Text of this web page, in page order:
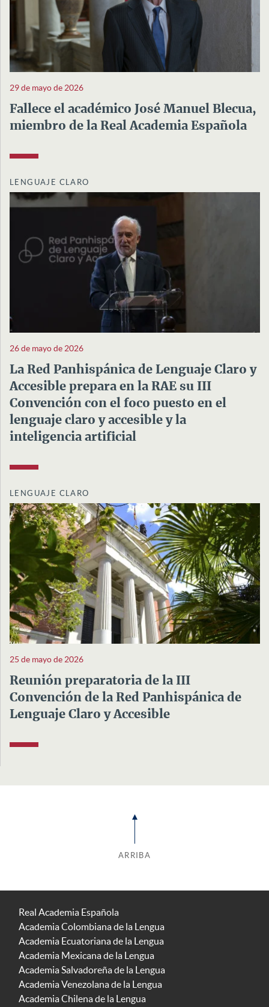
29 de mayo de 2026
Fallece el académico José Manuel Blecua,
miembro de la Real Academia Española
LENGUAJE CLARO
26 de mayo de 2026
La Red Panhispánica de Lenguaje Claro y
Accesible prepara en la RAE su III
Convención con el foco puesto en el
lenguaje claro y accesible y la
inteligencia artificial
LENGUAJE CLARO
25 de mayo de 2026
Reunión preparatoria de la III
Convención de la Red Panhispánica de
Lenguaje Claro y Accesible
ARRIBA
Real Academia Española
Academia Colombiana de la Lengua
Academia Ecuatoriana de la Lengua
Academia Mexicana de la Lengua
Academia Salvadoreña de la Lengua
Academia Venezolana de la Lengua
Academia Chilena de la Lengua